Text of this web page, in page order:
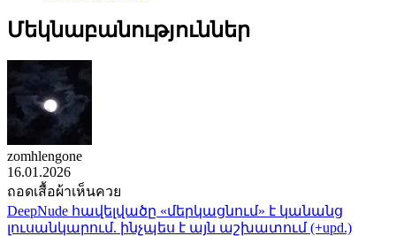
Մեկնաբանություններ
zomhlengone
16.01.2026
ถอดเสื้อผ้าเห็นควย
DeepNude հավելվածը «մերկացնում» է կանանց
լուսանկարում. ինչպես է այն աշխատում (+upd.)